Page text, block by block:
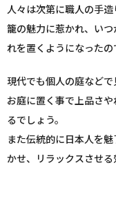
人々は次第に職人の手
籠の魅力に惹かれ、い
れを置くようになったの
現代でも個人の庭などで
お庭に置く事で上品さ
るでしょう。
また伝統的に日本人を
かせ、リラックスさせる